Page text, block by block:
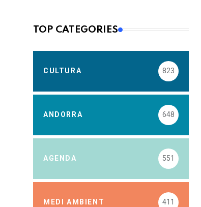
TOP CATEGORIES
CULTURA 823
ANDORRA 648
AGENDA 551
MEDI AMBIENT 411